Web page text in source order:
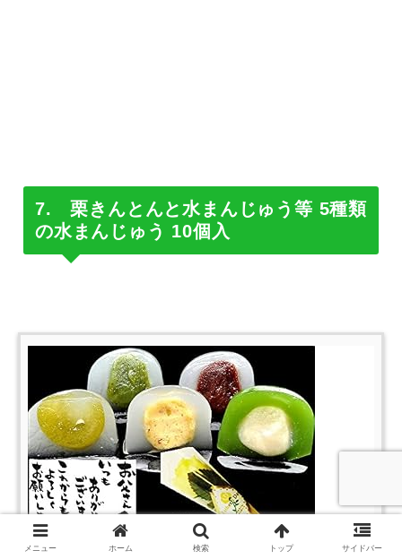
7. 栗きんとんと水まんじゅう等 5種類
の水まんじゅう 10個入
メニュー ホーム 検索 トップ サイドバー